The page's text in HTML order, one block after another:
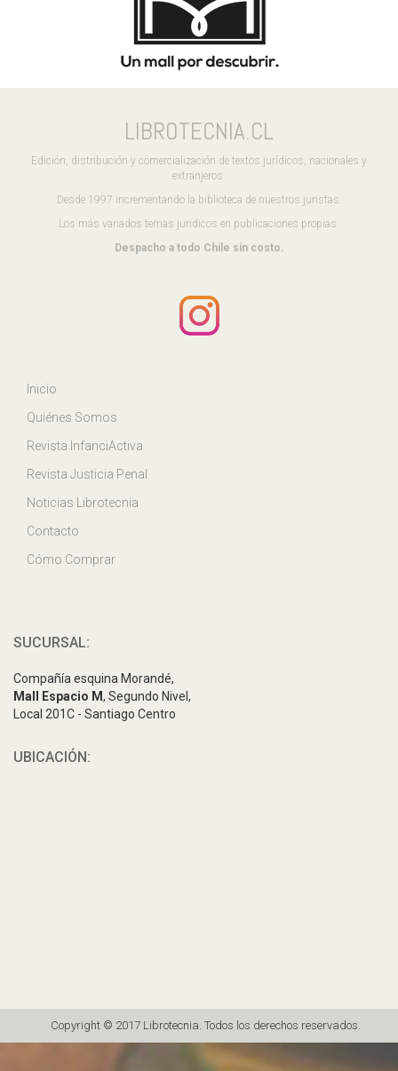
LIBROTECNIA.CL
Edición, distribución y comercialización de textos jurídicos, nacionales y
extranjeros.
Desde 1997 incrementando la biblioteca de nuestros juristas.
Los más variados temas juridicos en publicaciones propias.
Despacho a todo Chile sin costo.
Inicio
Quiénes Somos
Revista InfanciActiva
Revista Justicia Penal
Noticias Librotecnia
Contacto
Cómo Comprar
SUCURSAL:
Compañía esquina Morandé,
Mall Espacio M, Segundo Nivel,
Local 201C - Santiago Centro
UBICACIÓN:
Copyright © 2017 Librotecnia. Todos los derechos reservados.